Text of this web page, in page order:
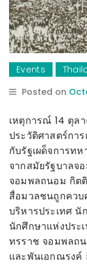
Events
Posted on
เหตุการณ์ 14 ตุล
ประวัติศาสตร์กา
กับรัฐเผด็จการท
จากสมัยรัฐบาลจ
จอมพลถนอม กิต
สื่อมวลชนถูกควบ
บริหารประเทศ
นักศึกษาแห่งประ
ทรราช จอมพลถ
และพันเอกณรงค์